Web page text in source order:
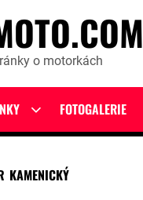
o motorkách
Show
menu
FOTOGALERIE
KAMENICKÝ